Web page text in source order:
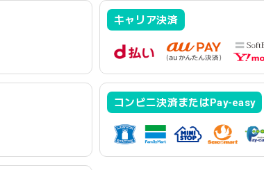
キャリア決済
コンビニ決済またはPay-easy